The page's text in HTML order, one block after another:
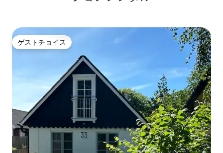
ゲストチョイス
ゲストチョイス